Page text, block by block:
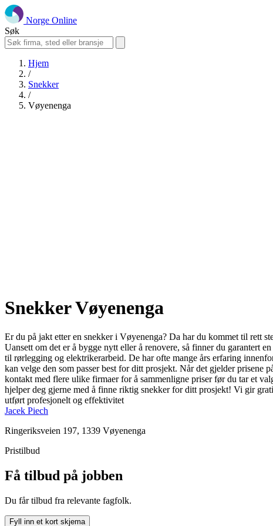
Norge Online
Søk
Hjem
/
Snekker
/
Vøyenenga
Snekker Vøyenenga
Er du på jakt etter en snekker i Vøyenenga? Da har du kommet til rett
Uansett om det er å bygge nytt eller å renovere, så finner du garantert
til rørlegging og elektrikerarbeid. De har ofte mange års erfaring
kan velge den som passer best for ditt prosjekt. Når det gjelder prisene
kontakt med flere ulike firmaer for å sammenligne priser før du tar et
hjelper deg gjerne med å finne riktig snekker for ditt prosjekt! Vi gir
utført profesjonelt og effektivitet
Jacek Piech
Ringeriksveien 197, 1339 Vøyenenga
Pristilbud
Få tilbud på jobben
Du får tilbud fra relevante fagfolk.
Fyll inn et kort skjema